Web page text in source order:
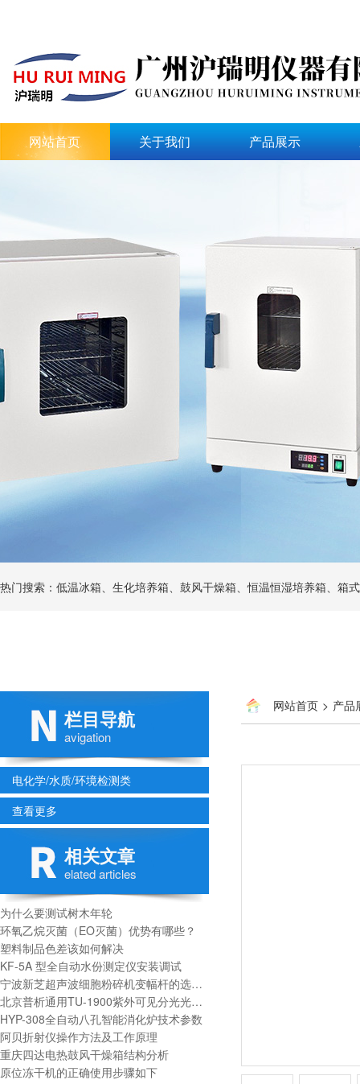
网站首页 关于我们 产品展示
热门搜索：低温冰箱、生化培养箱、鼓风干燥箱、恒温恒湿培养箱、箱
栏目导航
avigation
电化学/水质/环境检测类
查看更多
相关文章
elated articles
为什么要测试树木年轮
环氧乙烷灭菌（EO灭菌）优势有哪些？
塑料制品色差该如何解决
KF-5A 型全自动水份测定仪安装调试
宁波新芝超声波细胞粉碎机变幅杆的选择要点
北京普析通用TU-1900紫外可见分光光度计技术参数
HYP-308全自动八孔智能消化炉技术参数
阿贝折射仪操作方法及工作原理
重庆四达电热鼓风干燥箱结构分析
原位冻干机的正确使用步骤如下
网站首页 > 产品